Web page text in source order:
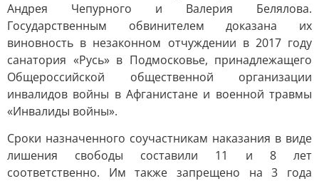
Андрея Чепурного и Валерия Белялова.
Государственным обвинителем доказана их
виновность в незаконном отчуждении в 2017 году
санатория «Русь» в Подмосковье, принадлежащего
Общероссийской общественной организации
инвалидов войны в Афганистане и военной травмы
«Инвалиды войны».
Сроки назначенного соучастникам наказания в виде
лишения свободы составили 11 и 8 лет
соответственно. Им также запрещено на 3 года